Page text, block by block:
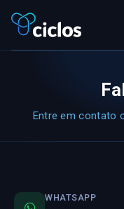
Contatos
Entre em contato
WHATSAPP